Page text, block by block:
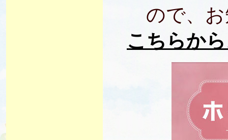
ので、お
こちらか